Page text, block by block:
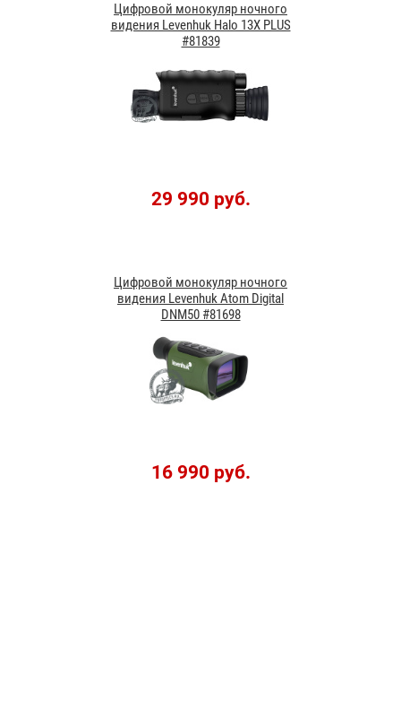
Цифровой монокуляр ночного
видения Levenhuk Halo 13X PLUS
#81839
29 990 руб.
Цифровой монокуляр ночного
видения Levenhuk Atom Digital
DNM50 #81698
16 990 руб.